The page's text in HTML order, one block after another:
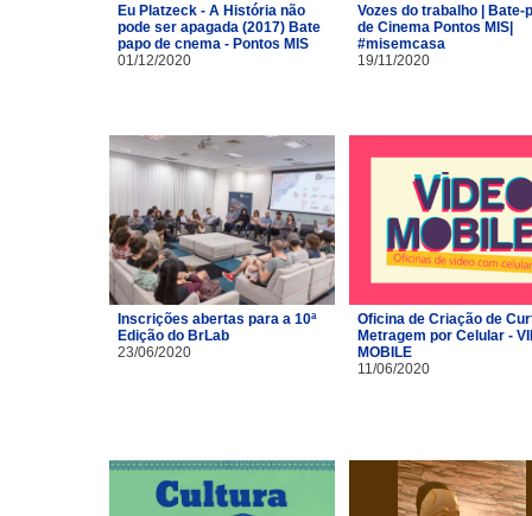
Eu Platzeck - A História não
pode ser apagada (2017) Bate
papo de cnema - Pontos MIS
01/12/2020
Vozes do trabalho | Bate-
de Cinema Pontos MIS|
#misemcasa
19/11/2020
Inscrições abertas para a 10ª
Edição do BrLab
23/06/2020
Oficina de Criação de
Metragem por Celular -
MOBILE
11/06/2020